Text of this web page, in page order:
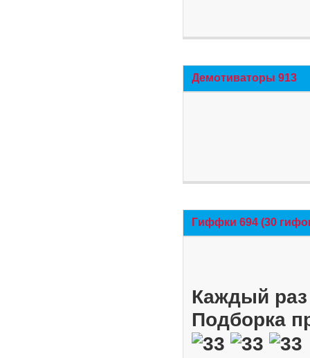
Демотиваторы 913
Гиффки 694 (30
Каждый
Подборка